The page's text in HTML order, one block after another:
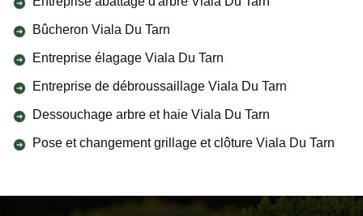
Bûcheron Viala Du Tarn
Entreprise élagage Viala Du Tarn
Entreprise de débroussaillage Viala Du Tarn
Dessouchage arbre et haie Viala Du Tarn
Pose et changement grillage et clôture Viala Du Tarn